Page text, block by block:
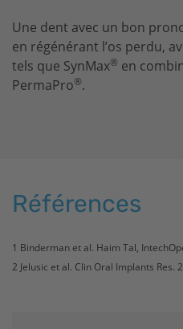
Une dent avec un bon
en régénérant l’os perdu,
tels que SynMax® en
PermaPro®.
Références
1 Binderman et al. Haim Tal,
2 Jelusic et al. Clin Oral Implants Res.